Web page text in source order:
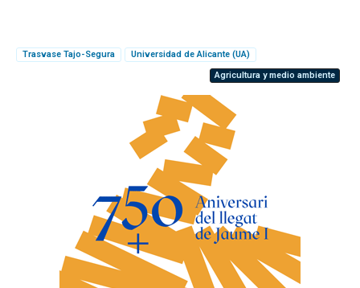
Trasvase Tajo-Segura
Universidad de Alicante (UA)
Agricultura y medio ambiente